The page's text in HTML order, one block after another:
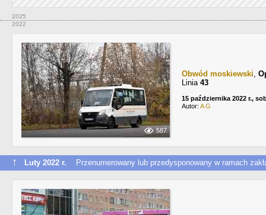
2025
2022
587
Obwód moskiewski,
Linia 43
15 października 2022 r.,
Autor: A G
↑ Luty 2022 r. Przenumerowany lub przedysponowany w ramach